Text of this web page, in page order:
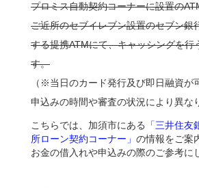
プロミス自動契約コーナーに設置の
ご近所のセブイレブン設置のセブン銀
する提携ATMにて、キャッシングを行
す。
（※当日のカード発行及び即日融資が
申込みの時間や審査の状況により異な
こちらでは、加須市にある
「三井住
所ローン契約コーナー」 の情報をご案
お金の借入れや申込みの際のご参考に